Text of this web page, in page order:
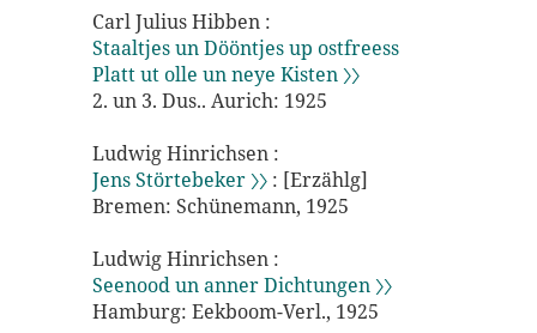
Carl Julius Hibben :
Staaltjes un Dööntjes up ostfreess
Platt ut olle un neye Kisten 〉〉
2. un 3. Dus.. Aurich: 1925
Ludwig Hinrichsen :
Jens Störtebeker 〉〉 : [Erzählg]
Bremen: Schünemann, 1925
Ludwig Hinrichsen :
Seenood un anner Dichtungen 〉〉
Hamburg: Eekboom-Verl., 1925